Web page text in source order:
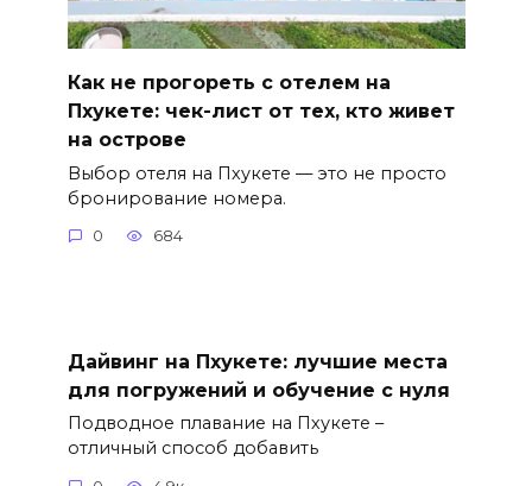
Как не прогореть с отелем на
Пхукете: чек-лист от тех, кто живет
на острове
Выбор отеля на Пхукете — это не просто
бронирование номера.
0 684
Дайвинг на Пхукете: лучшие места
для погружений и обучение с нуля
Подводное плавание на Пхукете –
отличный способ добавить